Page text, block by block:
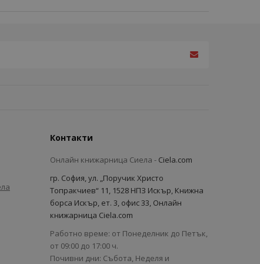
Контакти
Онлайн книжарница Сиела - Ciela.com
гр. София, ул. „Поручик Христо
Топракчиев“ 11, 1528 НПЗ Искър, Книжна
борса Искър, ет. 3, офис 33, Онлайн
книжарница Ciela.com
Работно време: от Понеделник до Петък,
от 09:00 до 17:00 ч.
Почивни дни: Събота, Неделя и